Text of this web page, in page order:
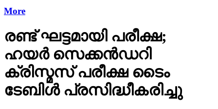
More
രണ്ട് ഘട്ടമായി പരീക്ഷ;
ഹയര്‍ സെക്കന്‍ഡറി
ക്രിസ്മസ് പരീക്ഷ ടൈം
ടേബിള്‍ പ്രസിദ്ധീകരിച്ചു